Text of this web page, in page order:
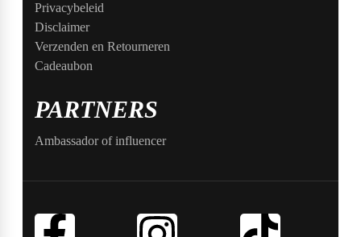
Privacybeleid
Disclaimer
Verzenden en Retourneren
Cadeaubon
PARTNERS
Ambassador of influencer